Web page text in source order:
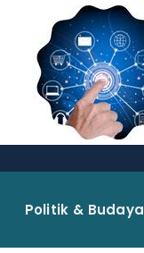
Politik & Budaya